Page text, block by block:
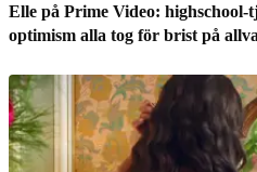
Elle på Prime Video:
optimism alla tog för brist på